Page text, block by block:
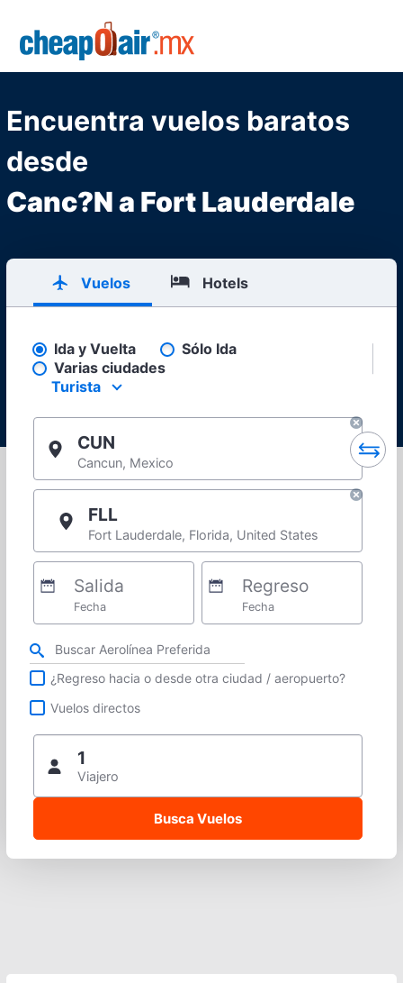
Skip to main content
Encuentra vuelos baratos
desde
Canc?N a Fort Lauderdale
Vuelos Hotels
Pick your flight type
Ida y Vuelta
Sólo Ida
Varias ciudades
Select your preferred seating class.
Turista
CUN
Cancun, Mexico
FLL
Fort Lauderdale, Florida, United States
Salida
Fecha
Regreso
Fecha
Refina tu búsqueda por aerolínea, ciudad o aeropuerto o vuelos directos
¿Regreso hacia o desde otra ciudad / aeropuerto?
Vuelos directos
1
Viajero